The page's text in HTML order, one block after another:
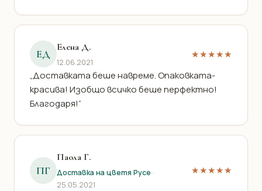
ЕД
Елена Д.
12.06.2021
★★★★★
„Доставката беше навреме. Опаковката-
красива! Изобщо всичко беше перфектно!
Благодаря!“
ПГ
Паола Г.
Доставка на цветя Русе ·
25.05.2021
★★★★★